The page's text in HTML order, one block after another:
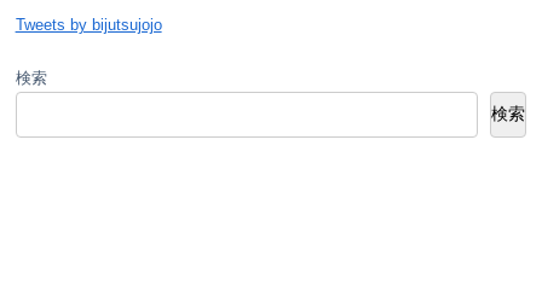
Tweets by bijutsujojo
検索
検索